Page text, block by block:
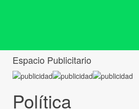
Espacio Publicitario
Política